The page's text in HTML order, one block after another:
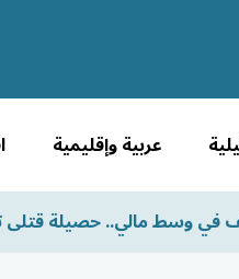
عربية وإقليمية
مالي.. حصيلة قتلى تتجاوز 70 جراء